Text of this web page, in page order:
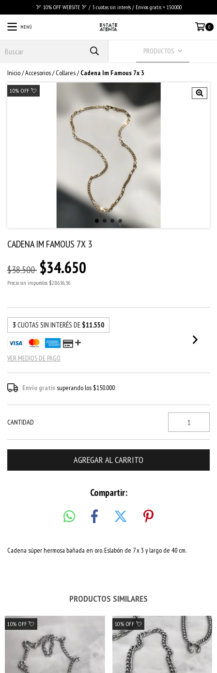
🏹 10% OFF WEBSITE 🏹 / 3 cuotas sin interés / Envios gratis + 150.000
MENÚ 0
PRODUCTOS
Inicio/Accesorios/ Collares/ Cadena Im Famous 7x 3
10% OFF 💘
CADENA IM FAMOUS 7X 3
$38.500 $34.650
Precio sin impuestos $28.636,36
3 CUOTAS SIN INTERÉS DE $11.550
VER MEDIOS DE PAGO
Envío gratissuperando los $150.000
CANTIDAD
Compartir:
Cadena súper hermosa bañada en oro. Eslabón de 7 x 3 y largo de 40 cm.
PRODUCTOS SIMILARES
10% OFF 💘 10% OFF 💘